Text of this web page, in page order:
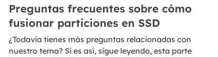
Preguntas frecuentes sobre cómo
fusionar particiones en SSD
¿Todavía tienes más preguntas relacionadas con
nuestro tema? Si es así, sigue leyendo, esta parte